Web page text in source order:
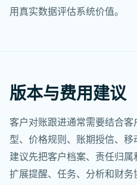
用真实数据评估系统价值。
版本与费用建议
客户对账跟进通常需要结合
型、价格规则、账期授信、移
建议先把客户档案、责任归
扩展提醒、任务、分析和财务